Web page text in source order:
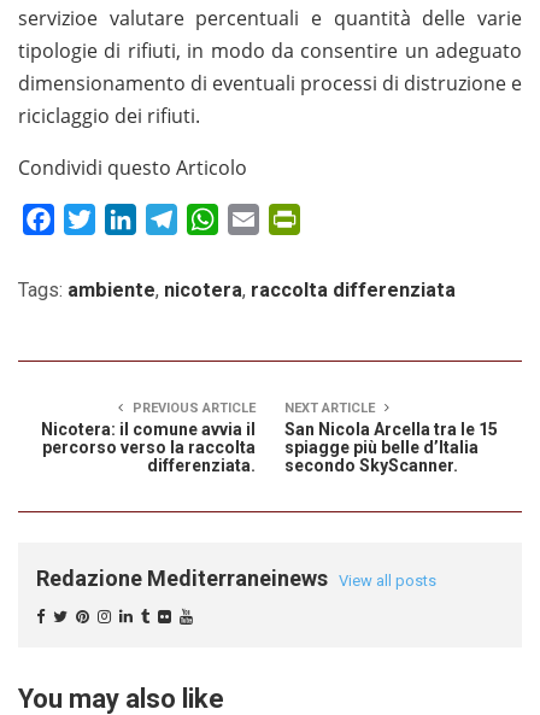
servizioe valutare percentuali e quantità delle varie
tipologie di rifiuti, in modo da consentire un adeguato
dimensionamento di eventuali processi di distruzione e
riciclaggio dei rifiuti.
Condividi questo Articolo
FacebookTwitterLinkedInTelegramWhatsApp
Email
Tags: ambiente, nicotera, raccolta differenziata
PREVIOUS ARTICLE
Nicotera: il comune avvia il
percorso verso la raccolta
differenziata.
NEXT ARTICLE
San Nicola Arcella tra le 15
spiagge più belle d’Italia
secondo SkyScanner.
Redazione Mediterraneinews View all posts
You may also like